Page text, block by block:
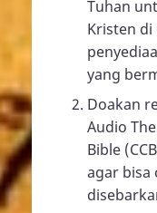
Tuhan
Kristen di
yang
Doakan
Audio
Bible
agar bisa